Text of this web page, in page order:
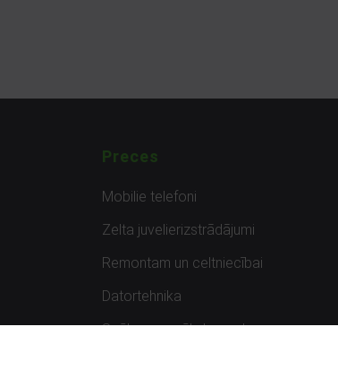
Preces
Mobilie telefoni
Zelta juvelierizstrādājumi
Remontam un celtniecībai
Datortehnika
Spēles un spēļu konsoles